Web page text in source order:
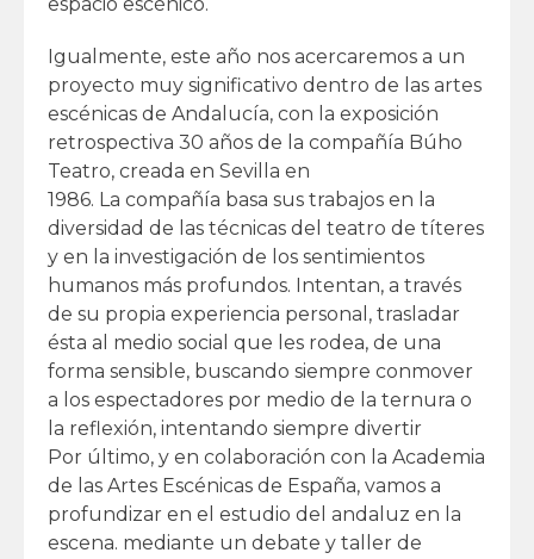
Igualmente, este año nos acercaremos a un
proyecto muy significativo dentro de las artes
escénicas de Andalucía, con la exposición
retrospectiva 30 años de la compañía Búho
Teatro, creada en Sevilla en
1986. La compañía basa sus trabajos en la
diversidad de las técnicas del teatro de títeres
y en la investigación de los sentimientos
humanos más profundos. Intentan, a través
de su propia experiencia personal, trasladar
ésta al medio social que les rodea, de una
forma sensible, buscando siempre conmover
a los espectadores por medio de la ternura o
la reflexión, intentando siempre divertir
Por último, y en colaboración con la Academia
de las Artes Escénicas de España, vamos a
profundizar en el estudio del andaluz en la
escena. mediante un debate y taller de